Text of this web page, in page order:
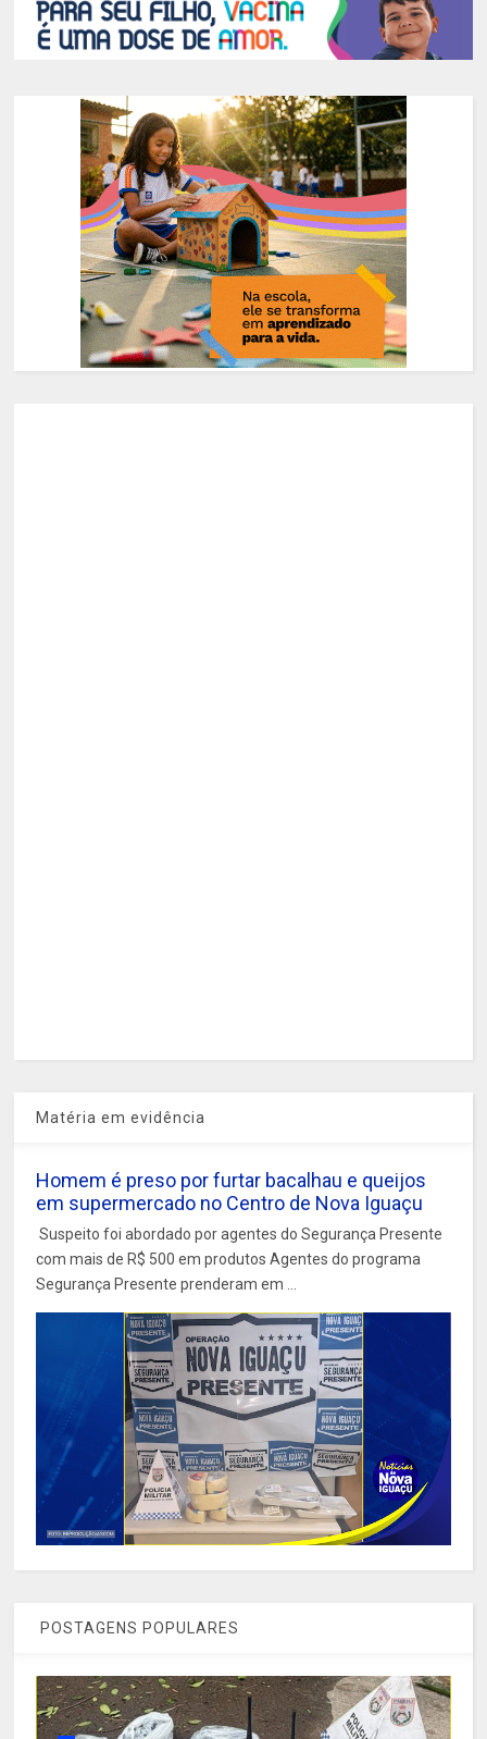
Matéria em evidência
Homem é preso por furtar bacalhau e queijos
em supermercado no Centro de Nova Iguaçu
Suspeito foi abordado por agentes do Segurança Presente
com mais de R$ 500 em produtos Agentes do programa
Segurança Presente prenderam em ...
POSTAGENS POPULARES